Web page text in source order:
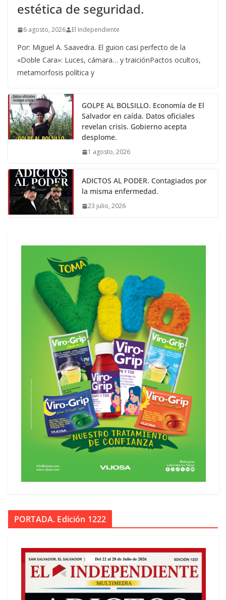
estética de seguridad.
6 agosto, 2026 El Independiente
Por: Miguel A. Saavedra. El guion casi perfecto de la
«Doble Cara»: Luces, cámara… y traiciónPactos ocultos,
metamorfosis política y
GOLPE AL BOLSILLO. Economía de El
Salvador en caída. Datos oficiales
revelan crisis. Gobierno acepta
desplome.
1 agosto, 2026
ADICTOS AL PODER. Contagiados por
la misma enfermedad.
23 julio, 2026
PORTADA. Edición 1222